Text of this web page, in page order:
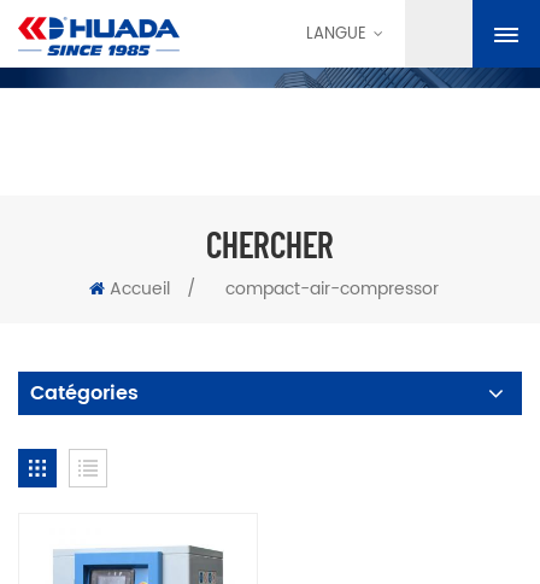
LANGUE
CHERCHER
Accueil / compact-air-compressor
Catégories